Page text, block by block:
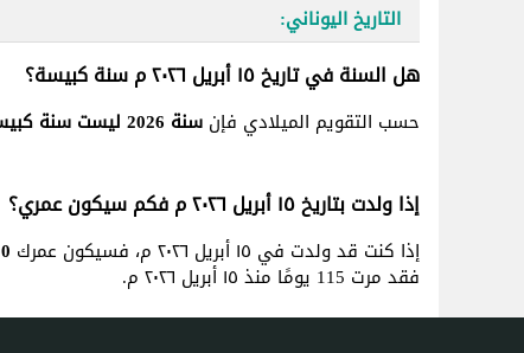
التاريخ اليوناني:
هل السنة في تاريخ ١٥ أبريل ٢٠٢٦ م سنة كبيسة؟
حسب التقويم الميلادي فإن سنة 2026 ليست سنة كبيسة
إذا ولدت بتاريخ ١٥ أبريل ٢٠٢٦ م فكم سيكون عمري؟
إذا كنت قد ولدت في ١٥ أبريل ٢٠٢٦ م، فسيكون عمرك 0 سنة, 3 شهر و 23 يوم
فقد مرت 115 يومًا منذ ١٥ أبريل ٢٠٢٦ م.